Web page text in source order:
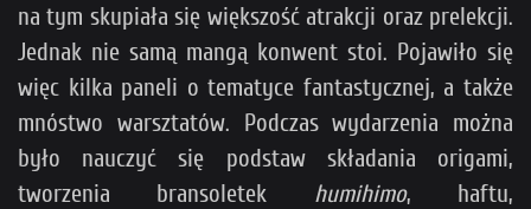
na tym skupiała się większość atrakcji oraz prelekcji.
Jednak nie samą mangą konwent stoi. Pojawiło się
więc kilka paneli o tematyce fantastycznej, a także
mnóstwo warsztatów. Podczas wydarzenia można
było nauczyć się podstaw składania origami,
tworzenia bransoletek humihimo, haftu,